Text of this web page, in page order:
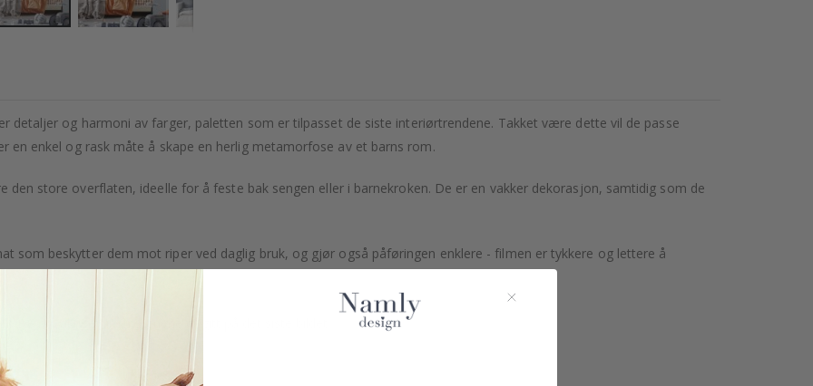
detaljer og harmoni av farger, paletten som er tilpasset de siste interiørtrendene. Takket være dette vil de passe
en enkel og rask måte å skape en herlig metamorfose av et barns rom.
store overflaten, ideelle for å feste bak sengen eller i barnekroken. De er en vakker dekorasjon, samtidig som de
som beskytter dem mot riper ved daglig bruk, og gjør også påføringen enklere - filmen er tykkere og lettere å
De nøyaktige dimensjonene er gitt på det siste bildet.